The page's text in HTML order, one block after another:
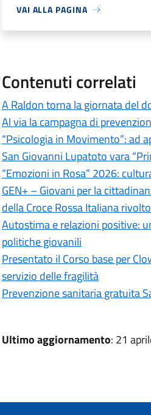
VAI ALLA PAGINA
Contenuti correlati
A Raldon torna la giornata del
Al via la campagna di
“Psicologia in Movimento”: ad
San Giovanni Lupatoto vara
“Emozioni in Rosa” 2026:
GEN+ – Giovani per la
della Croce Rossa Italiana
Autostima e relazioni positive:
politiche giovanili
Presentato il Corso base per
servizio delle fragilità
Prevenzione sanitaria gratuita
Ultimo aggiornamento: 21